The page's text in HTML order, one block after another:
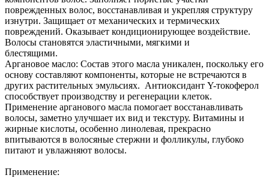
поврежденных волос, восстанавливая и укрепляя структуру
изнутри. Защищает от механических и термических
повреждений. Оказывает кондиционирующее воздействие.
Волосы становятся эластичными, мягкими и
Аргановое масло: Состав этого масла уникален, поскольку его
основу составляют компоненты, которые не встречаются в
других растительных эмульсиях. Антиоксидант Y-токоферол
способствует производству и регенерации клеток.
Применение арганового масла помогает восстанавливать
волосы, заметно улучшает их вид и текстуру. Витамины и
жирные кислоты, особенно линолевая, прекрасно
впитываются в волосяные стержни и фолликулы, глубоко
питают и увлажняют волосы.
Применение: